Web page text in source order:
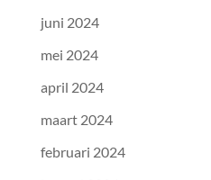
juni 2024
mei 2024
april 2024
maart 2024
februari 2024